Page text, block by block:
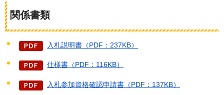
関係書類
入札説明書（PDF：237KB）
仕様書（PDF：116KB）
入札参加資格確認申請書（PDF：137KB）